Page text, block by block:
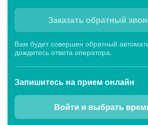
Заказать обратный
Вам будет совершен обратный
дождитесь ответа оператора.
Запишитесь на прием онлайн
Войти и выбрать